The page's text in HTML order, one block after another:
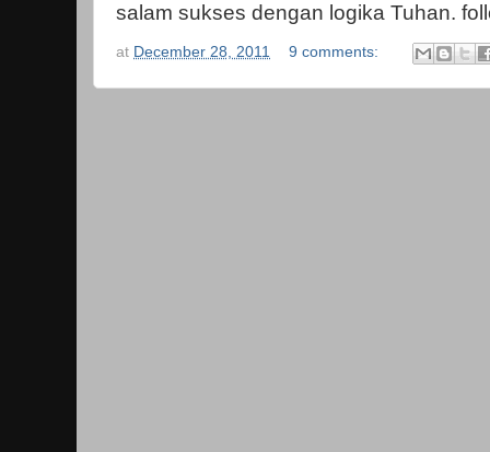
salam sukses dengan logika Tuhan.
at December 28, 2011 9 comments: